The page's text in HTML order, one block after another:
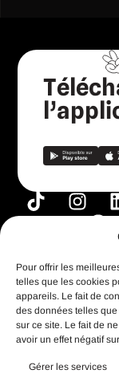
Pour offrir les
telles que les cookies
appareils. Le fait de
des données telles
sur ce site. Le fait de
avoir un effet négatif
Gérer les services
T
i
o
k
I
n
a
g
r
a
a
b
o
o
k